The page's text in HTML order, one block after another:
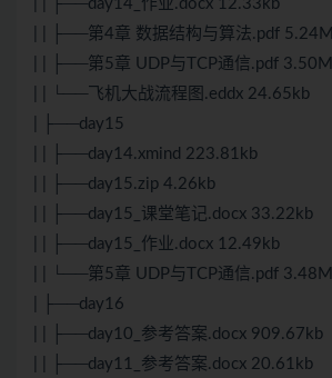
| | ├──day14_作业.docx 12.33kb
| | ├──第4章 数据结构与算法.pdf 5.24M
| | ├──第5章 UDP与
TCP通信.pdf 3.50M
| | └──飞机大战流程图.eddx 24.65kb
| ├──day15
| | ├──day14.xmind 223.81kb
| | ├──day15.zip 4.26kb
| | ├──day15_课堂笔记.docx 33.22kb
| | ├──day15_作业.docx 12.49kb
| | └──第5章 UDP与
TCP通信.pdf 3.48M
| ├──day16
| | ├──day10_参考答案.docx 909.67kb
| | ├──day11_参考答案.docx 20.61kb